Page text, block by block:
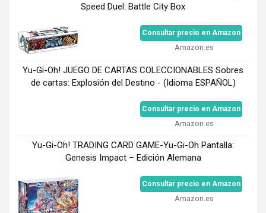
Speed Duel: Battle City Box
Consultar precio en Amazon
Amazon.es
Yu-Gi-Oh! JUEGO DE CARTAS COLECCIONABLES Sobres
de cartas: Explosión del Destino - (Idioma ESPAÑOL)
Consultar precio en Amazon
Amazon.es
Yu-Gi-Oh! TRADING CARD GAME-Yu-Gi-Oh Pantalla:
Genesis Impact – Edición Alemana
Consultar precio en Amazon
Amazon.es